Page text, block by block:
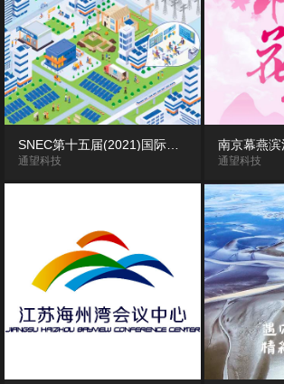
通望科技 通望科技